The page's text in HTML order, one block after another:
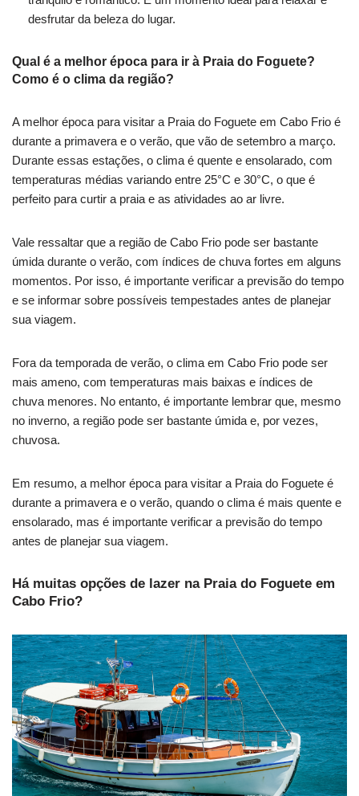
desfrutar da beleza do lugar.
Qual é a melhor época para ir à Praia do Foguete?
Como é o clima da região?
A melhor época para visitar a Praia do Foguete em Cabo Frio é
durante a primavera e o verão, que vão de setembro a março.
Durante essas estações, o clima é quente e ensolarado, com
temperaturas médias variando entre 25°C e 30°C, o que é
perfeito para curtir a praia e as atividades ao ar livre.
Vale ressaltar que a região de Cabo Frio pode ser bastante
úmida durante o verão, com índices de chuva fortes em alguns
momentos. Por isso, é importante verificar a previsão do tempo
e se informar sobre possíveis tempestades antes de planejar
sua viagem.
Fora da temporada de verão, o clima em Cabo Frio pode ser
mais ameno, com temperaturas mais baixas e índices de
chuva menores. No entanto, é importante lembrar que, mesmo
no inverno, a região pode ser bastante úmida e, por vezes,
chuvosa.
Em resumo, a melhor época para visitar a Praia do Foguete é
durante a primavera e o verão, quando o clima é mais quente e
ensolarado, mas é importante verificar a previsão do tempo
antes de planejar sua viagem.
Há muitas opções de lazer na Praia do Foguete em
Cabo Frio?